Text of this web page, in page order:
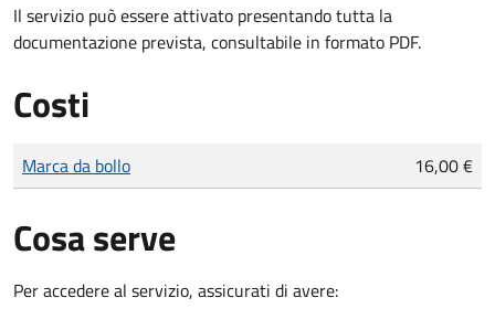
Il servizio può essere attivato presentando tutta la
documentazione prevista, consultabile in formato PDF.
Costi
Tipo di pagamento
Importo
Marca da bollo 16,00 €
Cosa serve
Per accedere al servizio, assicurati di avere: